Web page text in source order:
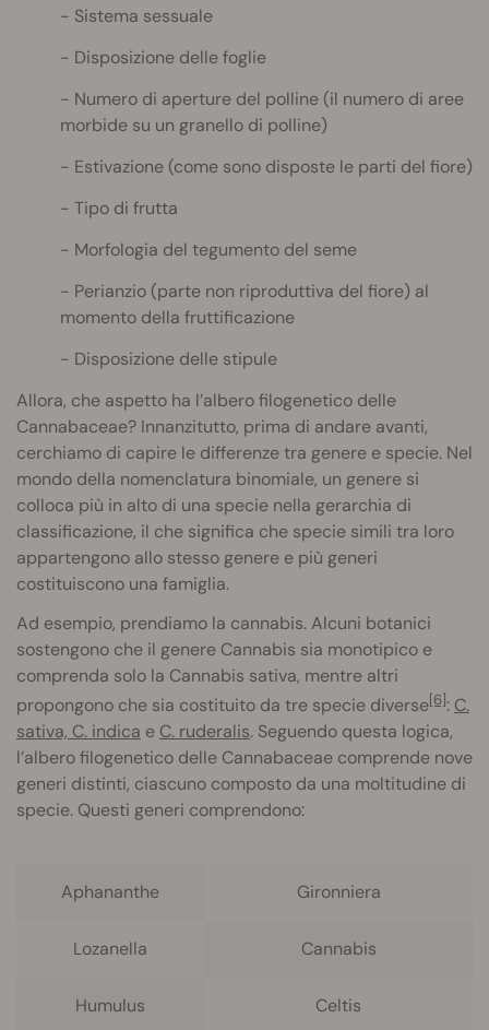
Sistema sessuale
Disposizione delle foglie
Numero di aperture del polline (il numero di aree
morbide su un granello di polline)
Estivazione (come sono disposte le parti del fiore)
Tipo di frutta
Morfologia del tegumento del seme
Perianzio (parte non riproduttiva del fiore) al
momento della fruttificazione
Disposizione delle stipule
Allora, che aspetto ha l’albero filogenetico delle
Cannabaceae? Innanzitutto, prima di andare avanti,
cerchiamo di capire le differenze tra genere e specie. Nel
mondo della nomenclatura binomiale, un genere si
colloca più in alto di una specie nella gerarchia di
classificazione, il che significa che specie simili tra loro
appartengono allo stesso genere e più generi
costituiscono una famiglia.
Ad esempio, prendiamo la cannabis. Alcuni botanici
sostengono che il genere Cannabis sia monotipico e
comprenda solo la Cannabis sativa, mentre altri
propongono che sia costituito da tre specie diverse[6]: C.
sativa, C. indica e C. ruderalis. Seguendo questa logica,
l’albero filogenetico delle Cannabaceae comprende nove
generi distinti, ciascuno composto da una moltitudine di
specie. Questi generi comprendono:
Aphananthe Gironniera
Lozanella Cannabis
Humulus Celtis